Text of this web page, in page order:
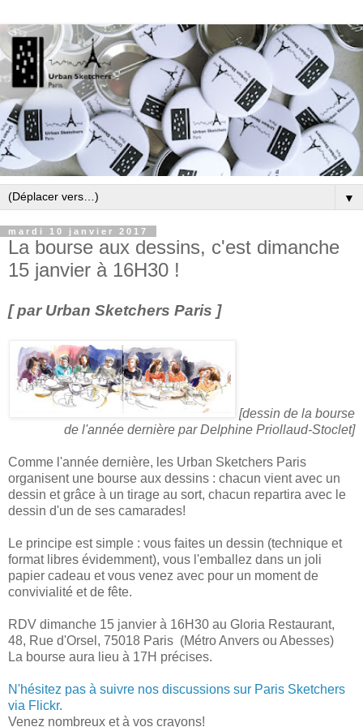
▼
mardi 10 janvier 2017
La bourse aux dessins, c'est dimanche
15 janvier à 16H30 !
[ par Urban Sketchers Paris ]
[dessin de la bourse
de l'année dernière par Delphine Priollaud-Stoclet]
Comme l'année dernière, les Urban Sketchers Paris
organisent une bourse aux dessins : chacun vient avec un
dessin et grâce à un tirage au sort, chacun repartira avec le
dessin d'un de ses camarades!
Le principe est simple : vous faites un dessin (technique et
format libres évidemment), vous l'emballez dans un joli
papier cadeau et vous venez avec pour un moment de
convivialité et de fête.
RDV dimanche 15 janvier à 16H30 au Gloria Restaurant,
48, Rue d'Orsel, 75018 Paris (Métro Anvers ou Abesses)
La bourse aura lieu à 17H précises.
N'hésitez pas à suivre nos discussions sur Paris Sketchers
via Flickr.
Venez nombreux et à vos crayons!